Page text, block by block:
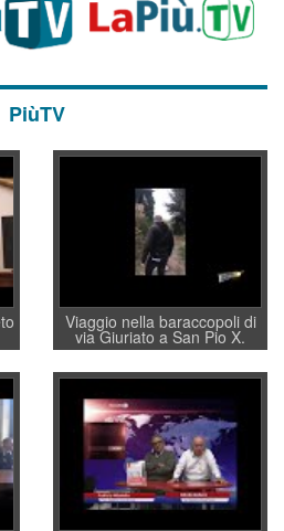
PiùTV
Viaggio nella baraccopoli di
via Giuriato a San Pio X.
Vicenza ai Vicentini: “faremo
un regalo di Natale ai
residenti”